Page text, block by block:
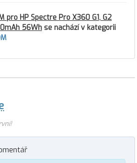
pro HP Spectre Pro X360 G1, G2
56Wh se nachází v kategorii